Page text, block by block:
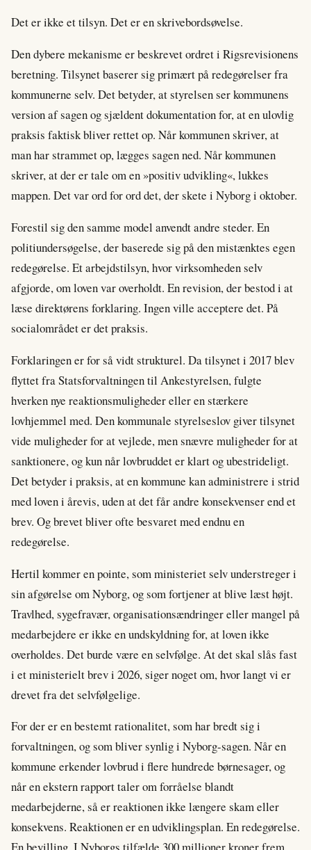
Det er ikke et tilsyn. Det er en skrivebordsøvelse.
Den dybere mekanisme er beskrevet ordret i Rigsrevisionens
beretning. Tilsynet baserer sig primært på redegørelser fra
kommunerne selv. Det betyder, at styrelsen ser kommunens
version af sagen og sjældent dokumentation for, at en ulovlig
praksis faktisk bliver rettet op. Når kommunen skriver, at
man har strammet op, lægges sagen ned. Når kommunen
skriver, at der er tale om en »positiv udvikling«, lukkes
mappen. Det var ord for ord det, der skete i Nyborg i oktober.
Forestil sig den samme model anvendt andre steder. En
politiundersøgelse, der baserede sig på den mistænktes egen
redegørelse. Et arbejdstilsyn, hvor virksomheden selv
afgjorde, om loven var overholdt. En revision, der bestod i at
læse direktørens forklaring. Ingen ville acceptere det. På
socialområdet er det praksis.
Forklaringen er for så vidt strukturel. Da tilsynet i 2017 blev
flyttet fra Statsforvaltningen til Ankestyrelsen, fulgte
hverken nye reaktionsmuligheder eller en stærkere
lovhjemmel med. Den kommunale styrelseslov giver tilsynet
vide muligheder for at vejlede, men snævre muligheder for at
sanktionere, og kun når lovbruddet er klart og ubestrideligt.
Det betyder i praksis, at en kommune kan administrere i strid
med loven i årevis, uden at det får andre konsekvenser end et
brev. Og brevet bliver ofte besvaret med endnu en
redegørelse.
Hertil kommer en pointe, som ministeriet selv understreger i
sin afgørelse om Nyborg, og som fortjener at blive læst højt.
Travlhed, sygefravær, organisationsændringer eller mangel på
medarbejdere er ikke en undskyldning for, at loven ikke
overholdes. Det burde være en selvfølge. At det skal slås fast
i et ministerielt brev i 2026, siger noget om, hvor langt vi er
drevet fra det selvfølgelige.
For der er en bestemt rationalitet, som har bredt sig i
forvaltningen, og som bliver synlig i Nyborg-sagen. Når en
kommune erkender lovbrud i flere hundrede børnesager, og
når en ekstern rapport taler om forråelse blandt
medarbejderne, så er reaktionen ikke længere skam eller
konsekvens. Reaktionen er en udviklingsplan. En redegørelse.